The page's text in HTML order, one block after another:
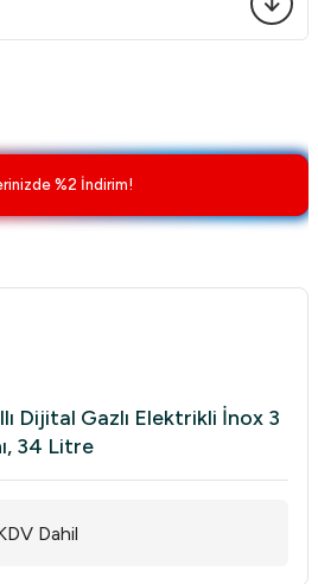
%2 İndirim!
Dijital Gazlı Elektrikli İnox 3
34 Litre
Dahil